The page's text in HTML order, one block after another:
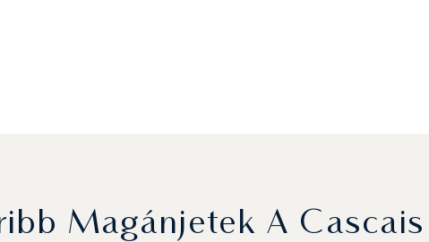
Magánjetek A